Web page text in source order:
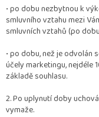
•po dobu nezbytnou k
smluvního vztahu mezi
smluvních vztahů (po
•po dobu, než je odvolán
účely marketingu, nejdéle
základě souhlasu.
2. Po uplynutí doby
vymaže.